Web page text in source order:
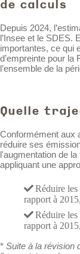
de calculs
Depuis 2024,
l’Insee et le SDES.
importantes, ce qui
d’empreinte pour la
l’ensemble de la
Quelle
Conformément aux
réduire ses
l'augmentation de
appliquant une
Réduire les
rapport à
Réduire les
rapport à
* Suite à la révision